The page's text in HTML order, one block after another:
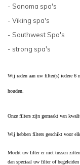
- Sonoma spa's
- Viking spa's
- Southwest Spa's
- strong spa's
Wij raden aan uw filter(s) iedere 6
houden.
Onze filters zijn gemaakt van
Wij hebben filters geschikt voor
Mocht uw filter er niet tussen
dan speciaal uw filter of begeleiden